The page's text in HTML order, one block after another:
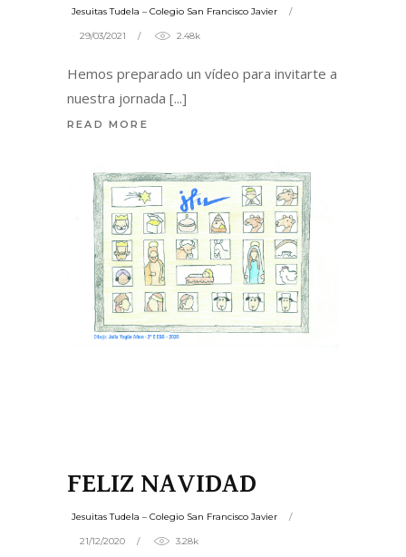
Jesuitas Tudela – Colegio San Francisco Javier
29/03/2021 2.48k
Hemos preparado un vídeo para invitarte a
nuestra jornada
READ MORE
FELIZ NAVIDAD
Jesuitas Tudela – Colegio San Francisco Javier
21/12/2020 3.28k